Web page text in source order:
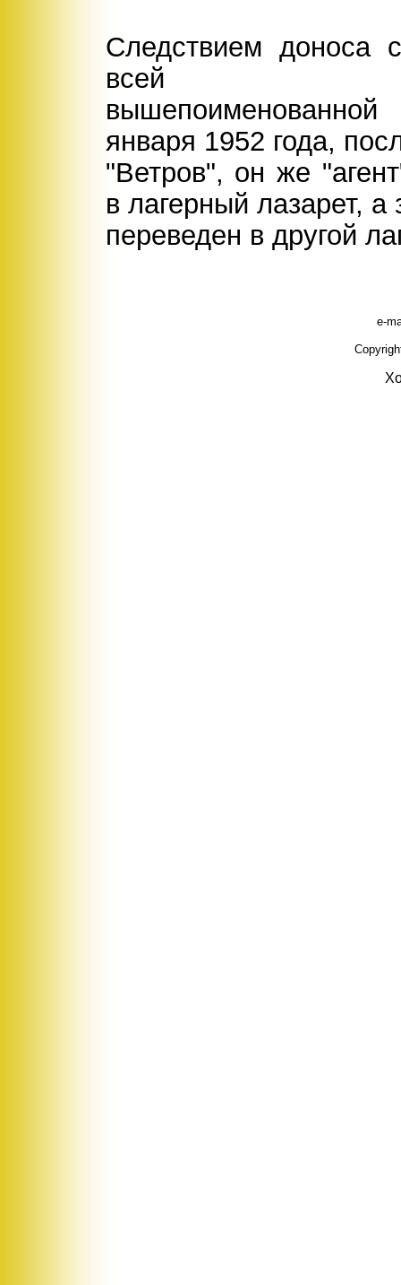
Следствием доноса
всей
января 1952 года,
"Ветров", он же
в лагерный лазарет, а
переведен в другой
e-